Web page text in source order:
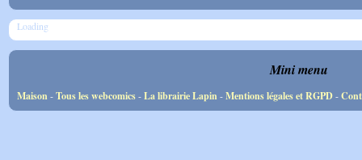
Loading
Mini menu
Maison-Tous les webcomics-La librairie Lapin-Mentions légales et RGPD-